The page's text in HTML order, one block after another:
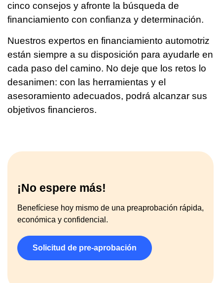
cinco consejos y afronte la búsqueda de
financiamiento con confianza y determinación.
Nuestros expertos en financiamiento automotriz
están siempre a su disposición para ayudarle en
cada paso del camino. No deje que los retos lo
desanimen: con las herramientas y el
asesoramiento adecuados, podrá alcanzar sus
objetivos financieros.
¡No espere más!
Benefíciese hoy mismo de una preaprobación rápida,
económica y confidencial.
Solicitud de pre-aprobación